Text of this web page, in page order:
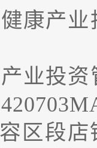
康产
业投
区段